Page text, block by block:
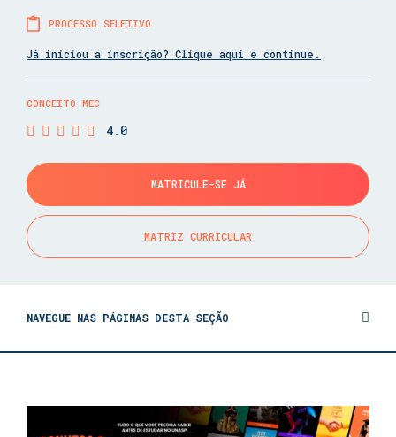
PROCESSO SELETIVO
Já iniciou a inscrição? Clique aqui e continue.
CONCEITO MEC
4.0
MATRICULE-SE JÁ
MATRIZ CURRICULAR
NAVEGUE NAS PÁGINAS DESTA SEÇÃO